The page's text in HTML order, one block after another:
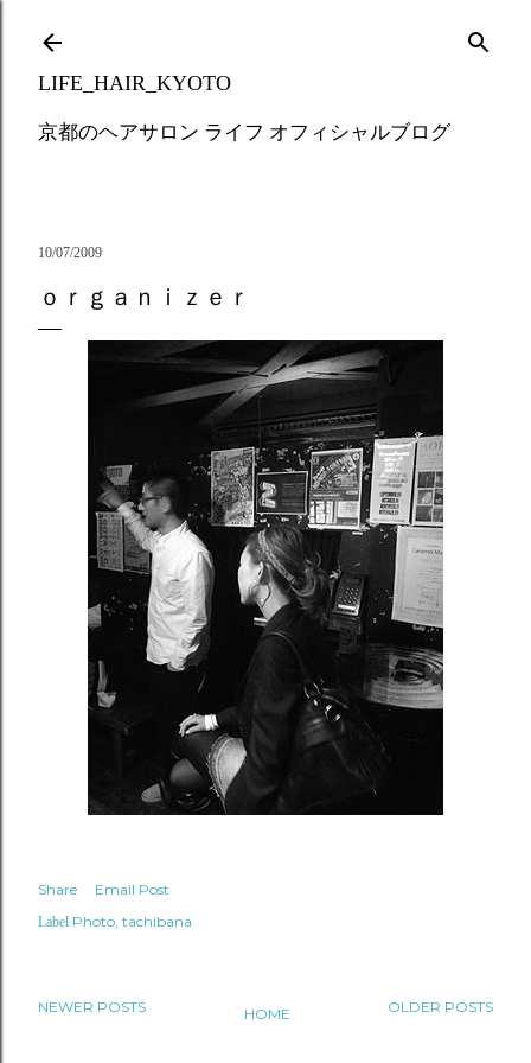
LIFE_HAIR_KYOTO
京都のヘアサロン ライフ オフィシャルブログ
10/07/2009
ｏｒｇａｎｉｚｅｒ
Share Email Post
Label Photo tachibana
NEWER POSTS OLDER POSTS
HOME